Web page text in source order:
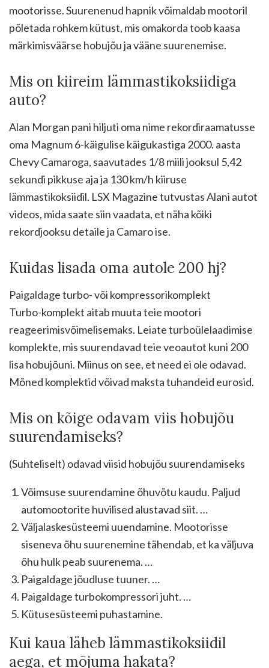
mootorisse. Suurenenud hapnik võimaldab mootoril
põletada rohkem kütust, mis omakorda toob kaasa
märkimisväärse hobujõu ja vääne suurenemise.
Mis on kiireim lämmastikoksiidiga
auto?
Alan Morgan pani hiljuti oma nime rekordiraamatusse
oma Magnum 6-käigulise käigukastiga 2000. aasta
Chevy Camaroga, saavutades 1/8 miili jooksul 5,42
sekundi pikkuse aja ja 130 km/h kiiruse
lämmastikoksiidil. LSX Magazine tutvustas Alani autot
videos, mida saate siin vaadata, et näha kõiki
rekordjooksu detaile ja Camaro ise.
Kuidas lisada oma autole 200 hj?
Paigaldage turbo- või kompressorikomplekt
Turbo-komplekt aitab muuta teie mootori
reageerimisvõimelisemaks. Leiate turboülelaadimise
komplekte, mis suurendavad teie veoautot kuni 200
lisa hobujõuni. Miinus on see, et need ei ole odavad.
Mõned komplektid võivad maksta tuhandeid eurosid.
Mis on kõige odavam viis hobujõu
suurendamiseks?
(Suhteliselt) odavad viisid hobujõu suurendamiseks
Võimsuse suurendamine õhuvõtu kaudu. Paljud
automootorite huvilised alustavad siit. …
Väljalaskesüsteemi uuendamine. Mootorisse
siseneva õhu suurenemine tähendab, et ka väljuva
õhu hulk peab suurenema. …
Paigaldage jõudluse tuuner. …
Paigaldage turbokompressori juht. …
Kütusesüsteemi puhastamine.
Kui kaua läheb lämmastikoksiidil
aega, et mõjuma hakata?